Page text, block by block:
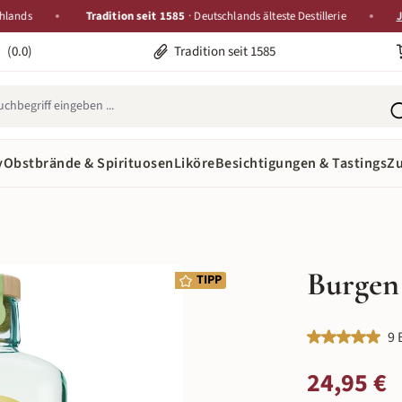
Tradition seit 1585 · Deutschlands älteste Destillerie Jetzt
(0.0) Tradition seit 1585
Obstbrände & SpirituosenLiköreBesichtigungen & Tastings
TIPP
9
Regulärer Preis:
24,95 €